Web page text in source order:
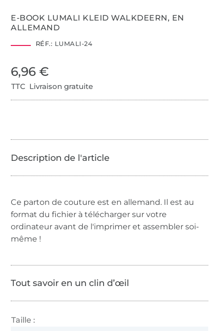
E-BOOK LUMALI KLEID WALKDEERN, EN
ALLEMAND
RÉF.: LUMALI-24
6,96 €
TTC Livraison gratuite
Ce parton de couture est en allemand. Il est au
format du fichier à télécharger sur votre
ordinateur avant de l'imprimer et assembler soi-
même !
Tout savoir en un clin d’œil
Taille :